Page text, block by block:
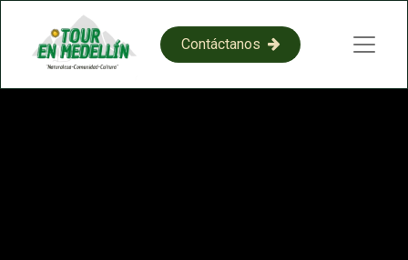
​​C​​on​​​​​​​​tácta​​​​​​​​​​​​​​​​​​​​​​no​​​​s​​